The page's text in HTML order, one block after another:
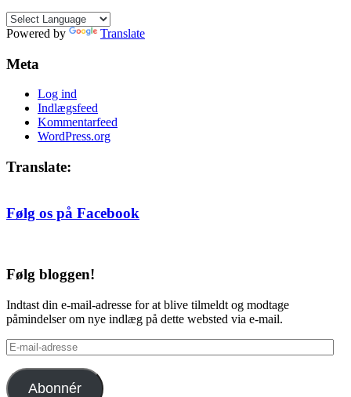
måned
Powered by Translate
Meta
Log ind
Indlægsfeed
Kommentarfeed
WordPress.org
Translate:
Følg os på Facebook
Følg bloggen!
Indtast din e-mail-adresse for at blive tilmeldt og modtage
påmindelser om nye indlæg på dette websted via e-mail.
E-
mail-
adresse
Abonnér